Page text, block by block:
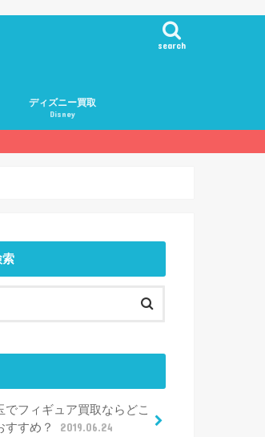
search
ディズニー買取
Disney
索
でフィギュア買取ならどこ
すすめ？
2019.06.24